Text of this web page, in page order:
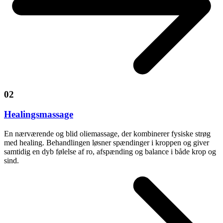
02
Healingsmassage
En nærværende og blid oliemassage, der kombinerer fysiske strøg
med healing. Behandlingen løsner spændinger i kroppen og giver
samtidig en dyb følelse af ro, afspænding og balance i både krop og
sind.